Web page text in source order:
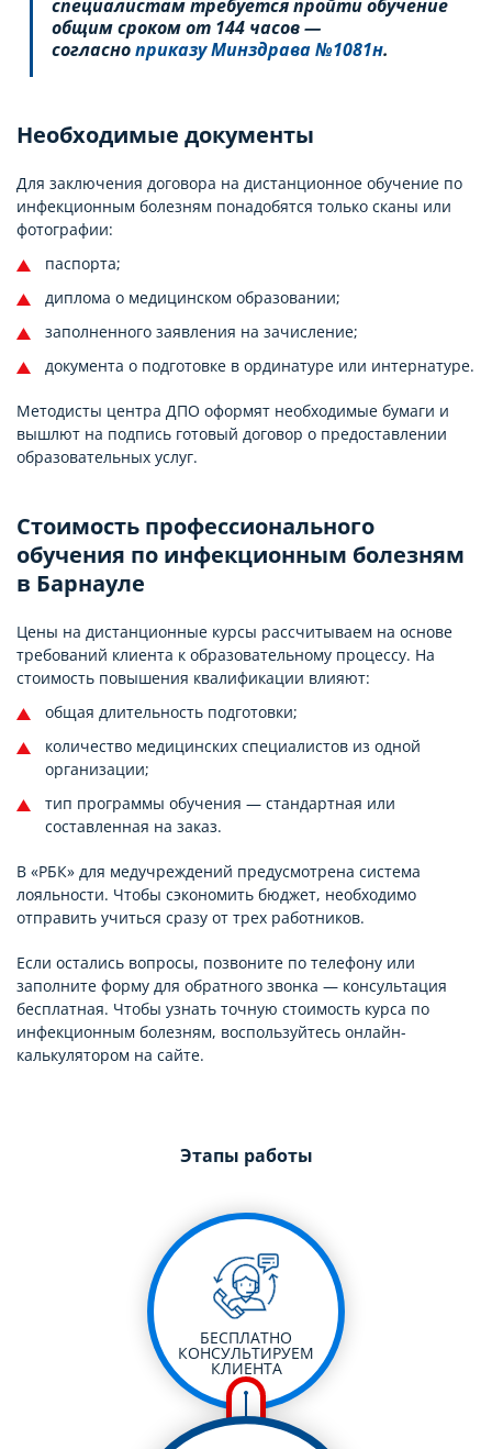
специалистам требуется пройти обучение
общим сроком от 144 часов —
согласноприказу Минздрава №1081н.
Необходимые документы
Для заключения договора на дистанционное обучение по
инфекционным болезням понадобятся только сканы или
фотографии:
паспорта;
диплома о медицинском образовании;
заполненного заявления на зачисление;
документа о подготовке в ординатуре или интернатуре.
Методисты центра ДПО оформят необходимые бумаги и
вышлют на подпись готовый договор о предоставлении
образовательных услуг.
Стоимость профессионального
обучения по инфекционным болезням
в Барнауле
Цены на дистанционные курсы рассчитываем на основе
требований клиента к образовательному процессу. На
стоимость повышения квалификации влияют:
общая длительность подготовки;
количество медицинских специалистов из одной
организации;
тип программы обучения — стандартная или
составленная на заказ.
В «РБК» для медучреждений предусмотрена система
лояльности. Чтобы сэкономить бюджет, необходимо
отправить учиться сразу от трех работников.
Если остались вопросы, позвоните по телефону или
заполните форму для обратного звонка — консультация
бесплатная. Чтобы узнать точную стоимость курса по
инфекционным болезням, воспользуйтесь онлайн-
калькулятором на сайте.
Этапы работы
БЕСПЛАТНО
КОНСУЛЬТИРУЕМ
КЛИЕНТА